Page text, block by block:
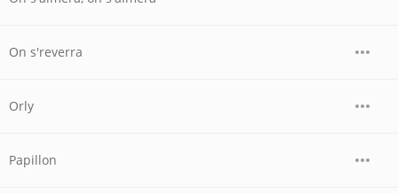
On s'reverra
Orly
Papillon